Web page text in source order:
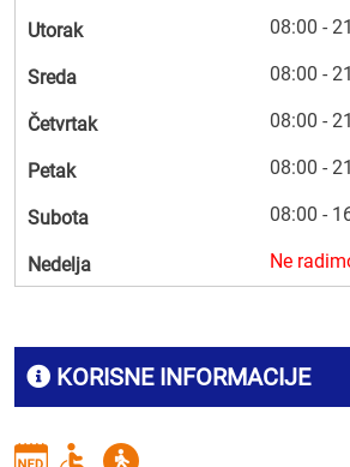
KORISNE INFORMACIJE
Utorak 08:00 -
Sreda 08:00 -
Četvrtak 08:00 -
Petak 08:00 -
Subota 08:00 -
Nedelja Ne